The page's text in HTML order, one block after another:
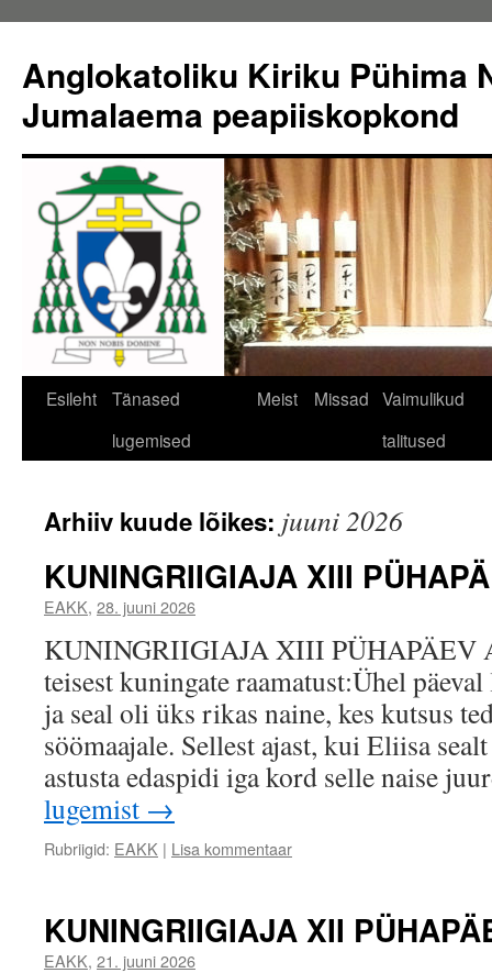
juurde
Anglokatoliku Kiriku Pühima
Jumalaema peapiiskopkond
Esileht
Tänased
lugemised
Meist Missad Vaimulikud
talitused
Arhiiv kuude lõikes: juuni 2026
KUNINGRIIGIAJA XIII
EAKK, 28. juuni 2026
KUNINGRIIGIAJA XIII PÜHAPÄEV
teisest kuningate raamatust:Ühel
ja seal oli üks rikas naine, kes kutsus
söömaajale. Sellest ajast, kui Eliisa
astusta edaspidi iga kord selle naise
lugemist →
Rubriigid: EAKK | Lisa kommentaar
KUNINGRIIGIAJA XII
EAKK, 21. juuni 2026